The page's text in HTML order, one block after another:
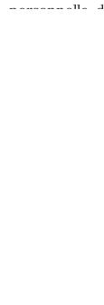
personnelle,